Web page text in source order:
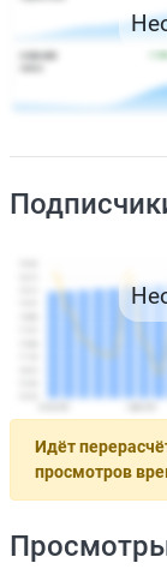
Идёт
просмотров